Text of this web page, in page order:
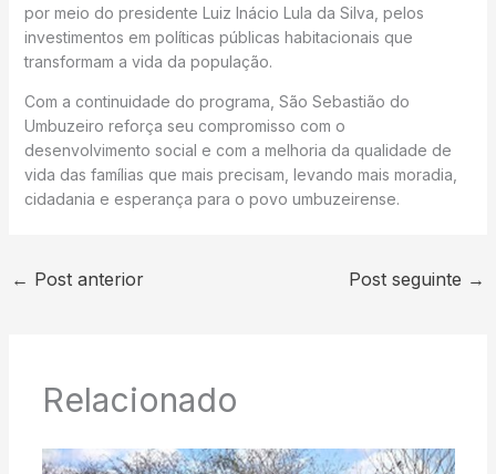
por meio do presidente Luiz Inácio Lula da Silva, pelos
investimentos em políticas públicas habitacionais que
transformam a vida da população.
Com a continuidade do programa, São Sebastião do
Umbuzeiro reforça seu compromisso com o
desenvolvimento social e com a melhoria da qualidade de
vida das famílias que mais precisam, levando mais moradia,
cidadania e esperança para o povo umbuzeirense.
← Post anterior Post seguinte →
Relacionado